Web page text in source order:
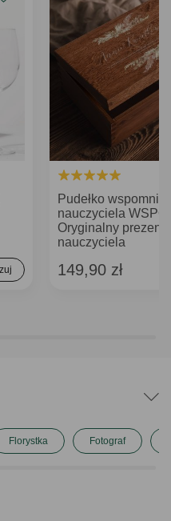
Pudełko
nauczyciela
Oryginalny prezent
nauczyciela
149,90 zł
Florystka Fotograf